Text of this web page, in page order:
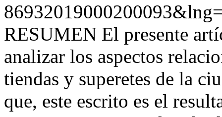
RESUMEN El presente
analizar los aspectos
tiendas y superetes de la
que, este escrito es el